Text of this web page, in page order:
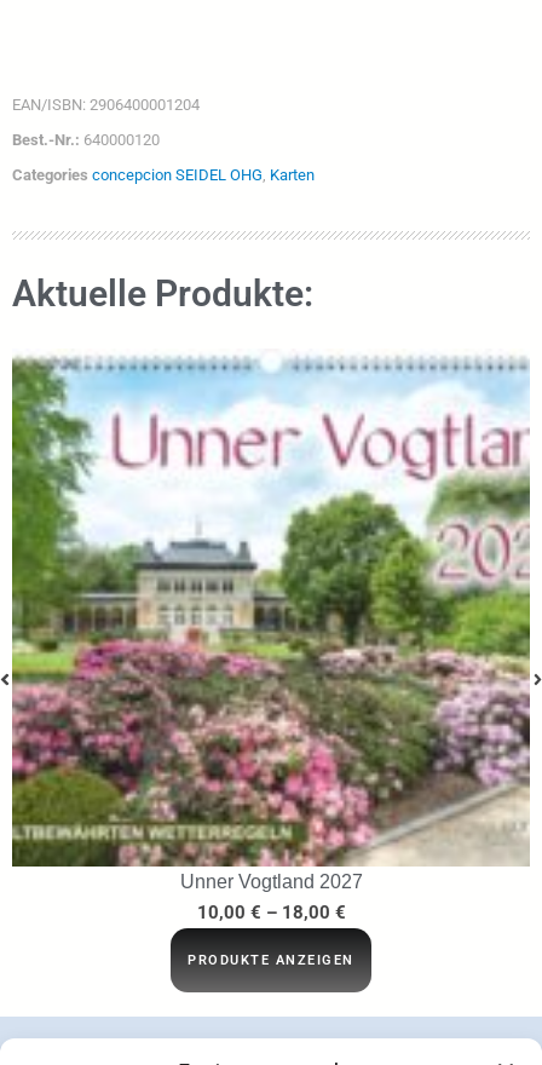
EAN/ISBN: 2906400001204
Best.-Nr.: 640000120
Categories concepcion SEIDEL OHG Karten
Aktuelle Produkte:
Unner Vogtland 2027
10,00 € – 18,00 €
PRODUKTE ANZEIGEN